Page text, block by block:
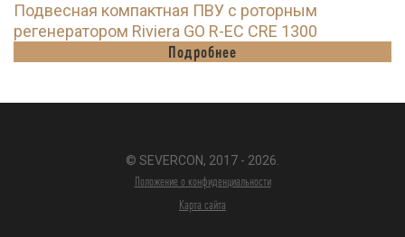
Подвесная компактная ПВУ с роторным
регенератором Riviera GO R-EC CRE 1300
Подробнее
© SEVERCON, 2017 - 2026.
Положение о конфиденциальности
Карта сайта